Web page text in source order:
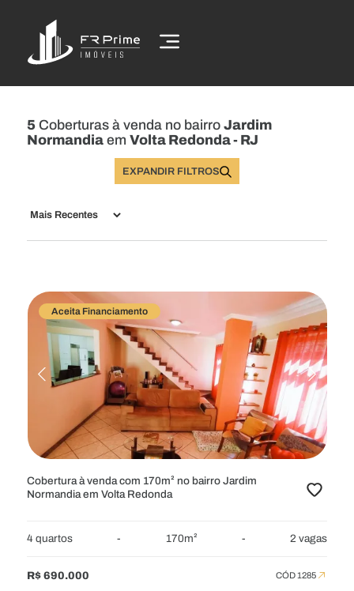
5 Coberturas à venda no bairroJardim
Normandia emVolta Redonda - RJ
EXPANDIR FILTROS
Comprar Alugar
RESIDENCIAL
APARTAMENTOS APARTAMENTOS
APARTAMENTOS GARDEN
APARTAMENTOS GARDEN CASAS CASAS
COBERTURAS FAZENDAS
TERRENOS TERRENOS
Aceita Financiamento
Cobertura à venda com 170m² no bairro Jardim
Normandia em Volta Redonda
4 quartos - 170m² - 2 vagas
R$ 690.000 CÓD 1285